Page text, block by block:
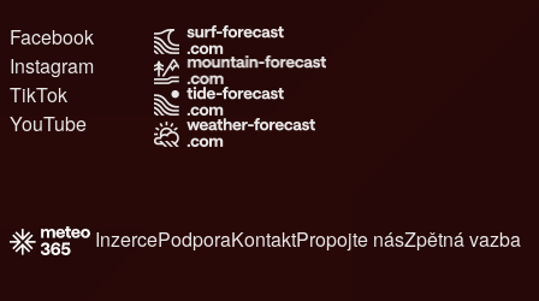
Facebook
Instagram
TikTok
YouTube
InzercePodporaKontaktPropojte násZpětná vazba